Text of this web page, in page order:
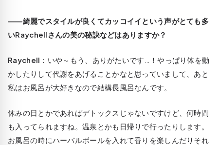
――綺麗でスタイルが良くてカッコイイという声がとても多
いRaychellさんの美の秘訣などはありますか？
Raychell ：いや～もう、ありがたいです…！やっぱり体を動
かしたりして代謝をあげることかなと思っていまして、あと
私はお風呂が大好きなので結構長風呂なんです。
休みの日とかであればデトックスじゃないですけど、何時間
も入ってられますね。温泉とかも日帰りで行ったりします。
お風呂の時にハーバルボールを入れて香りを楽しんだりそれ